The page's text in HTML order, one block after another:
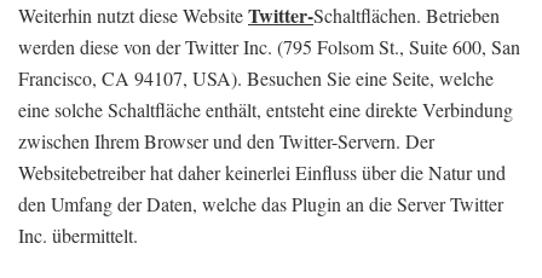
Weiterhin nutzt diese WebsiteTwitter-Schaltflächen. Betrieben
werden diese von der Twitter Inc. (795 Folsom St., Suite 600, San
Francisco, CA 94107, USA). Besuchen Sie eine Seite, welche
eine solche Schaltfläche enthält, entsteht eine direkte Verbindung
zwischen Ihrem Browser und den Twitter-Servern. Der
Websitebetreiber hat daher keinerlei Einfluss über die Natur und
den Umfang der Daten, welche das Plugin an die Server Twitter
Inc. übermittelt.